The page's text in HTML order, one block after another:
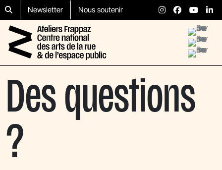
Aller au contenu
Skip to footer Nous soutenir
Newsletter
Des questions
?